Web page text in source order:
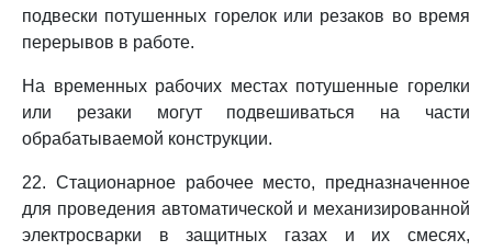
подвески потушенных горелок или резаков во время
перерывов в работе.
На временных рабочих местах потушенные горелки
или резаки могут подвешиваться на части
обрабатываемой конструкции.
22. Стационарное рабочее место, предназначенное
для проведения автоматической и механизированной
электросварки в защитных газах и их смесях,